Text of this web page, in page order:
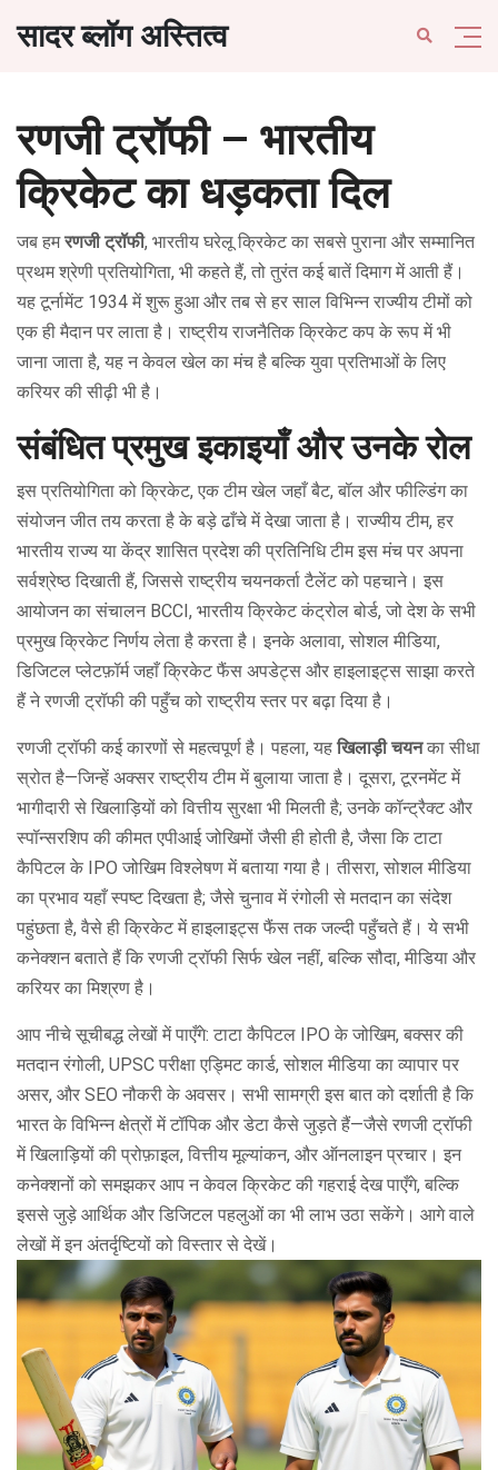
सादर ब्लॉग अस्तित्व
रणजी ट्रॉफी – भारतीय
क्रिकेट का धड़कता दिल
जब हमरणजी ट्रॉफी, भारतीय घरेलू क्रिकेट का सबसे पुराना और सम्मानित
प्रथम श्रेणी प्रतियोगिता, भी कहते हैं, तो तुरंत कई बातें दिमाग में आती हैं।
यह टूर्नामेंट 1934 में शुरू हुआ और तब से हर साल विभिन्न राज्यीय टीमों को
एक ही मैदान पर लाता है। राष्ट्रीय राजनैतिक क्रिकेट कप के रूप में भी
जाना जाता है, यह न केवल खेल का मंच है बल्कि युवा प्रतिभाओं के लिए
करियर की सीढ़ी भी है।
संबंधित प्रमुख इकाइयाँ और उनके रोल
इस प्रतियोगिता को क्रिकेट, एक टीम खेल जहाँ बैट, बॉल और फील्डिंग का
संयोजन जीत तय करता है के बड़े ढाँचे में देखा जाता है। राज्यीय टीम, हर
भारतीय राज्य या केंद्र शासित प्रदेश की प्रतिनिधि टीमइस मंच पर अपना
सर्वश्रेष्ठ दिखाती हैं, जिससे राष्ट्रीय चयनकर्ता टैलेंट को पहचाने। इस
आयोजन का संचालन BCCI, भारतीय क्रिकेट कंट्रोल बोर्ड, जो देश के सभी
प्रमुख क्रिकेट निर्णय लेता है करता है। इनके अलावा, सोशल मीडिया,
डिजिटल प्लेटफ़ॉर्म जहाँ क्रिकेट फैंस अपडेट्स और हाइलाइट्स साझा करते
हैंने रणजी ट्रॉफी की पहुँच को राष्ट्रीय स्तर पर बढ़ा दिया है।
रणजी ट्रॉफी कई कारणों से महत्वपूर्ण है। पहला, यहखिलाड़ी चयनका सीधा
स्रोत है—जिन्हें अक्सर राष्ट्रीय टीम में बुलाया जाता है। दूसरा, टूरनमेंट में
भागीदारी से खिलाड़ियों को वित्तीय सुरक्षा भी मिलती है; उनके कॉन्ट्रैक्ट और
स्पॉन्सरशिप की कीमत एपीआई जोखिमों जैसी ही होती है, जैसा कि टाटा
कैपिटल के IPO जोखिम विश्लेषण में बताया गया है। तीसरा, सोशल मीडिया
का प्रभाव यहाँ स्पष्ट दिखता है; जैसे चुनाव में रंगोली से मतदान का संदेश
पहुंछता है, वैसे ही क्रिकेट में हाइलाइट्स फैंस तक जल्दी पहुँचते हैं। ये सभी
कनेक्शन बताते हैं कि रणजी ट्रॉफी सिर्फ खेल नहीं, बल्कि सौदा, मीडिया और
करियर का मिश्रण है।
आप नीचे सूचीबद्ध लेखों में पाएँगे: टाटा कैपिटल IPO के जोखिम, बक्सर की
मतदान रंगोली, UPSC परीक्षा एड्मिट कार्ड, सोशल मीडिया का व्यापार पर
असर, और SEO नौकरी के अवसर। सभी सामग्री इस बात को दर्शाती है कि
भारत के विभिन्न क्षेत्रों में टॉपिक और डेटा कैसे जुड़ते हैं—जैसे रणजी ट्रॉफी
में खिलाड़ियों की प्रोफ़ाइल, वित्तीय मूल्यांकन, और ऑनलाइन प्रचार। इन
कनेक्शनों को समझकर आप न केवल क्रिकेट की गहराई देख पाएँगे, बल्कि
इससे जुड़े आर्थिक और डिजिटल पहलुओं का भी लाभ उठा सकेंगे। आगे वाले
लेखों में इन अंतर्दृष्टियों को विस्तार से देखें।